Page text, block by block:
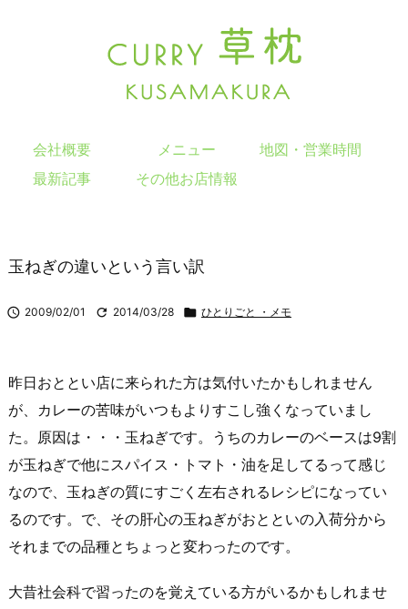
会社概要 メニュー
地図・営業時間
最新記事
その他お店情報
玉ねぎの違いという言い訳
 2009/02/01  2014/03/28  ひとりごと ・メモ
昨日おととい店に来られた方は気付いたかもしれません
が、カレーの苦味がいつもよりすこし強くなっていまし
た。原因は・・・玉ねぎです。うちのカレーのベースは9割
が玉ねぎで他にスパイス・トマト・油を足してるって感じ
なので、玉ねぎの質にすごく左右されるレシピになってい
るのです。で、その肝心の玉ねぎがおとといの入荷分から
それまでの品種とちょっと変わったのです。
大昔社会科で習ったのを覚えている方がいるかもしれませ